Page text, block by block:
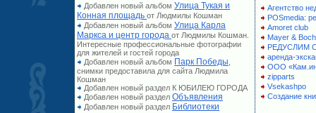
Добавлен новый альбом Улица Тукая и
Конная площадь от Людмилы Кошман
Добавлен новый альбом Улица Карла
Маркса и центр города от Людмилы Кошман.
Интересные профессиональные фотографии
для жителей и гостей города
Добавлен новый альбом Парк Победы
снимки предоставила для сайта Людмила
Кошман
Добавлен новый раздел К ЮБИЛЕЮ ГОРОДА
Добавлен новый раздел Объявления
Добавлен новый раздел Библиотеки
Агентство
POSmedia:
Amoret club
Mayer & Boch
РЕДУСЛИМ
аренда-
ООО
zipparts
Vsekashpo
Создание